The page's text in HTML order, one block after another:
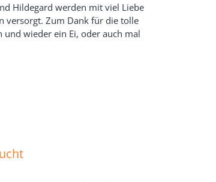
Hildegard werden mit viel Liebe
versorgt. Zum Dank für die tolle
und wieder ein Ei, oder auch mal